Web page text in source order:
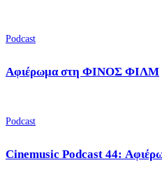
Podcast
Αφιέρωμα στη ΦΙΝΟΣ ΦΙΛΜ
Podcast
Cinemusic Podcast 44: